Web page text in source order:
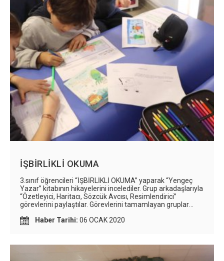
İŞBİRLİKLİ OKUMA
3.sınıf öğrencileri “İŞBİRLİKLİ OKUMA” yaparak “Yengeç
Yazar” kitabının hikayelerini incelediler. Grup arkadaşlarıyla
“Özetleyici, Haritacı, Sözcük Avcısı, Resimlendirici”
görevlerini paylaştılar. Görevlerini tamamlayan gruplar
yolculuk yapmasını sağladılar.
Haber Tarihi: 06 OCAK 2020